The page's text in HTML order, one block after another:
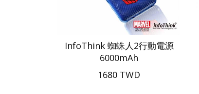
InfoThink 蜘蛛人2行動電源
6000mAh
1680 TWD